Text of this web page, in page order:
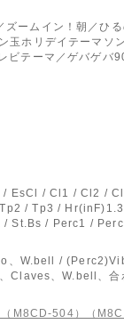
ズームイン！朝／ひ
玉ホリデイテーマソ
ビテーマ／ゲバゲバ
EsCl / Cl1 / Cl2 /
/ Tp3 /
St.Bs / Perc1 /
、W.bell /
Claves、W.bell、合
M8CD-504）（